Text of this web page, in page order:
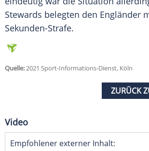
Stewards belegten den Engländer
Sekunden-Strafe.
Quelle:2021 Sport-Informations-Dienst, Köln
ZURÜCK
Video
Empfohlener externer Inhalt: